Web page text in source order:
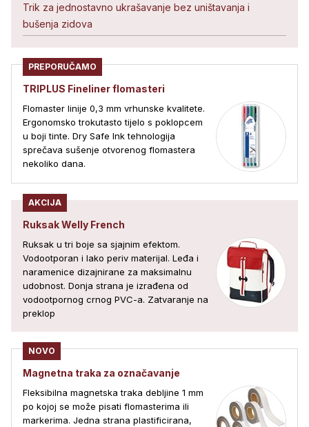
Trik za jednostavno ukrašavanje bez uništavanja i
bušenja zidova
PREPORUČAMO
TRIPLUS Fineliner flomasteri
Flomaster linije 0,3 mm vrhunske kvalitete.
Ergonomsko trokutasto tijelo s poklopcem
u boji tinte. Dry Safe Ink tehnologija
sprečava sušenje otvorenog flomastera
nekoliko dana.
AKCIJA
Ruksak Welly French
Ruksak u tri boje sa sjajnim efektom.
Vodootporan i lako periv materijal. Leđa i
naramenice dizajnirane za maksimalnu
udobnost. Donja strana je izrađena od
vodootpornog crnog PVC-a. Zatvaranje na
preklop
NOVO
Magnetna traka za označavanje
Fleksibilna magnetska traka debljine 1 mm
po kojoj se može pisati flomasterima ili
markerima. Jedna strana plastificirana,